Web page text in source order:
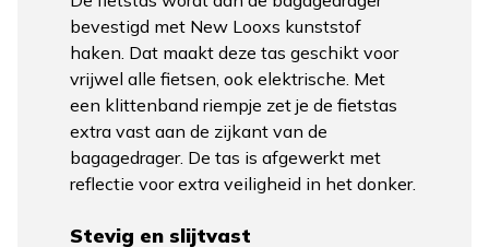
bevestigd met New Looxs kunststof
haken. Dat maakt deze tas geschikt voor
vrijwel alle fietsen, ook elektrische. Met
een klittenband riempje zet je de fietstas
extra vast aan de zijkant van de
bagagedrager. De tas is afgewerkt met
reflectie voor extra veiligheid in het donker.
Stevig en slijtvast